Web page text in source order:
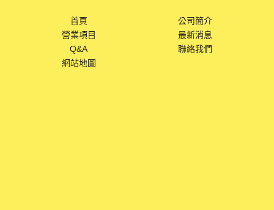
首頁
公司簡介
營業項目
最新消息
Q&A
聯絡我們
網站地圖